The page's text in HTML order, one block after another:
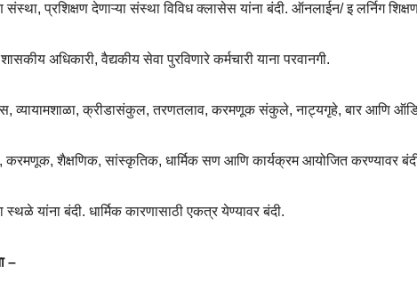
संस्था,प्रशिक्षण देणाऱ्या संस्था विविध क्लासेस यांना बंदी. ऑनलाईन/ इ लर्निग
शासकीय अधिकारी,वैद्यकीय सेवा पुरविणारे कर्मचारी याना परवानगी.
,व्यायामशाळा,क्रीडासंकुल,तरणतलाव,करमणूक संकुले,नाट्यगृहे,बार आणि
,करमणूक,शैक्षणिक,सांस्कृतिक, धार्मिक सण आणि कार्यक्रम आयोजित करण्यावर
स्थळे यांना बंदी. धार्मिक कारणासाठी एकत्र येण्यावर बंदी.
–